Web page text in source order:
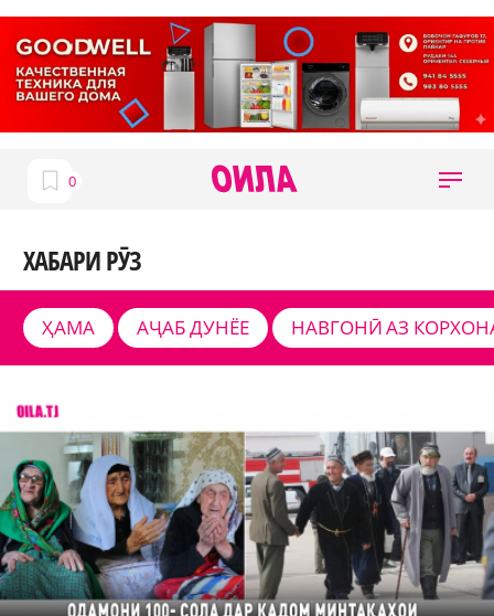
ХАБАРИ РӮЗ
ҲАМА АҶАБ ДУНЁЕ НАВГОНӢ АЗ